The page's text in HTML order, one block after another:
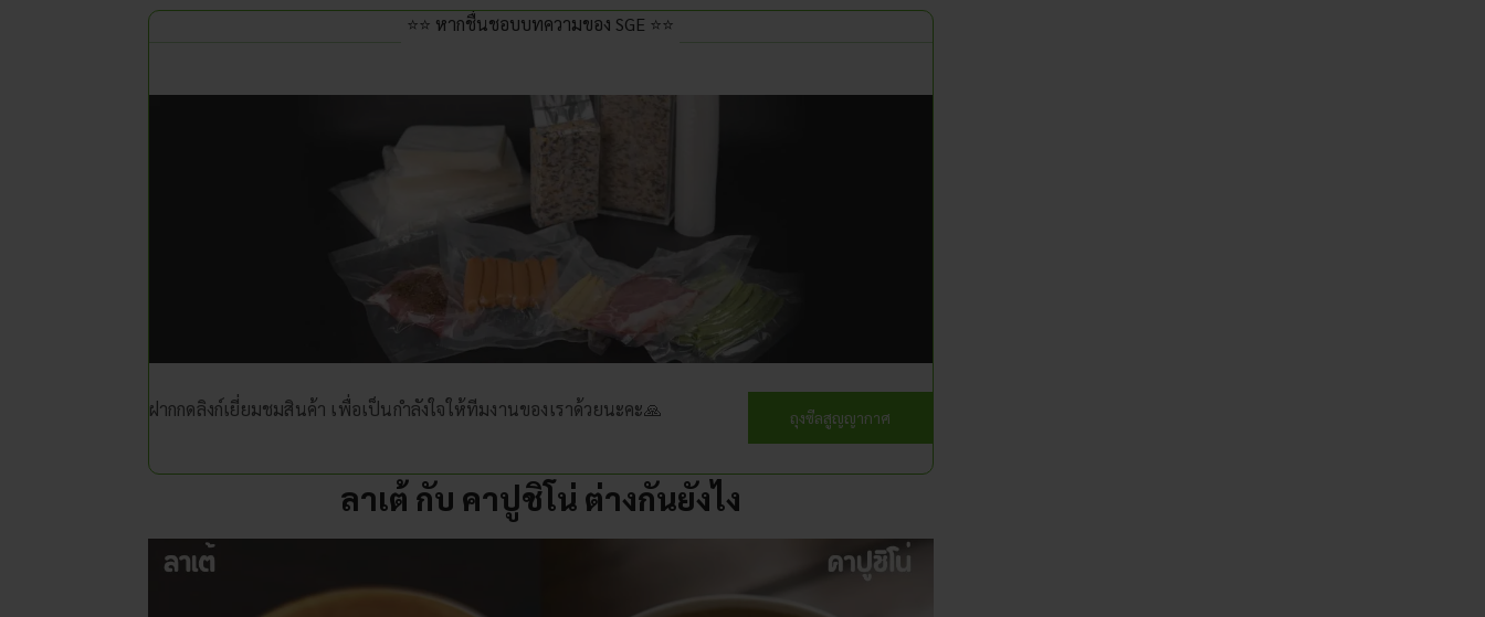
⭐⭐ หากชื่นชอบบทความของ SGE ⭐⭐
ฝากกดลิงก์เยี่ยมชมสินค้า เพื่อเป็นกำลังใจให้ทีมงานของเราด้วยนะคะ🙏 ถุงซีลสูญญากาศ
ลาเต้ กับ คาปูชิโน่ ต่างกันยังไง